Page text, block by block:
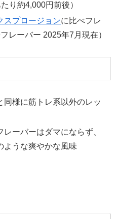
り約4,000円前後）
スプロージョンに比べフレ
レーバー 2025年7月現在）
同様に筋トレ系以外のレッ
レーバーはダマにならず、
ような爽やかな風味